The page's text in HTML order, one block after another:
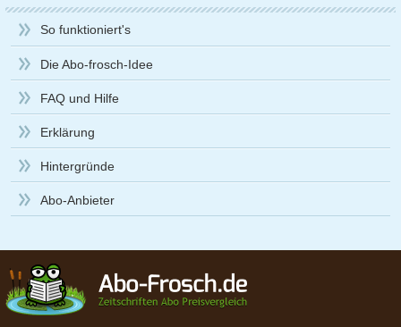
So funktioniert's
Die Abo-frosch-Idee
FAQ und Hilfe
Erklärung
Hintergründe
Abo-Anbieter